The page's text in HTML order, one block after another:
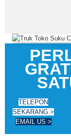
TELEPON
SEKARANG >
EMAIL US >